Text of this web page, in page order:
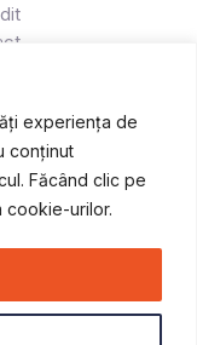
experiența de
conținut
Făcând clic pe
cookie-urilor.
- Race